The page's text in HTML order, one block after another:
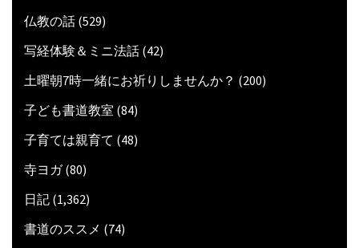
仏教の話 (529)
写経体験＆ミニ法話 (42)
土曜朝7時一緒にお祈りしませんか？ (200)
子ども書道教室 (84)
子育ては親育て (48)
寺ヨガ(80)
日記 (1,362)
書道のススメ (74)